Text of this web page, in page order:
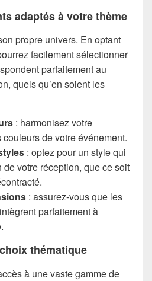
adaptés à votre thème
propre univers. En optant
facilement sélectionner
parfaitement au
quels qu’en soient les
: harmonisez votre
de votre événement.
: optez pour un style qui
de votre réception, que ce soit
: assurez-vous que les
parfaitement à
thématique
à une vaste gamme de